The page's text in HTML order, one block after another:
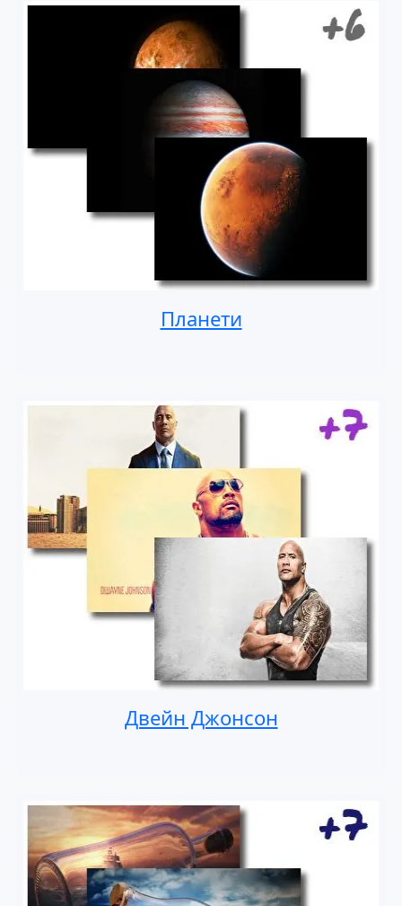
Планети
Двейн Джонсон